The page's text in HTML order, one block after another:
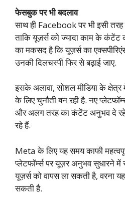
फेसबुक पर भी बदलाव
साथ ही Facebook पर भी इसी
ताकि यूज़र्स को ज्यादा काम के कंटेंट
का मकसद है कि यूज़र्स का
उनकी दिलचस्पी फिर से बढ़ाई जाए.
इसके अलावा, सोशल मीडिया के क्षेत्र
के लिए चुनौती बन रही है. नए
और अलग तरह का कंटेंट अनुभव दे रहे
रहे हैं.
Meta के लिए यह समय काफी
प्लेटफॉर्म्स पर यूज़र अनुभव सुधारने
यूज़र्स को वापस ला सकती है, वरना
सकती है.